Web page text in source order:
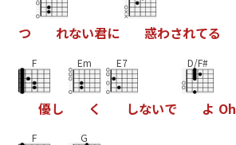
つ れない君に 惑わされてる
F
優し
Em
く
E7
しないで
D/F#
よ Oh
F G